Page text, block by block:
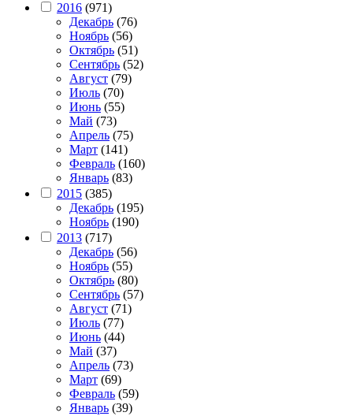
2016 (971)
Декабрь (76)
Ноябрь (56)
Октябрь (51)
Сентябрь (52)
Август (79)
Июль (70)
Июнь (55)
Май (73)
Апрель (75)
Март (141)
Февраль (160)
Январь (83)
2015 (385)
Декабрь (195)
Ноябрь (190)
2013 (717)
Декабрь (56)
Ноябрь (55)
Октябрь (80)
Сентябрь (57)
Август (71)
Июль (77)
Июнь (44)
Май (37)
Апрель (73)
Март (69)
Февраль (59)
Январь (39)